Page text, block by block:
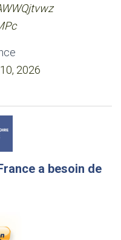
2026
a besoin de